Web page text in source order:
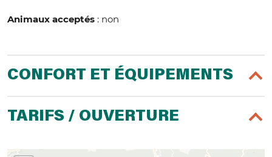
Animaux acceptés : non
CONFORT ET ÉQUIPEMENTS
TARIFS / OUVERTURE